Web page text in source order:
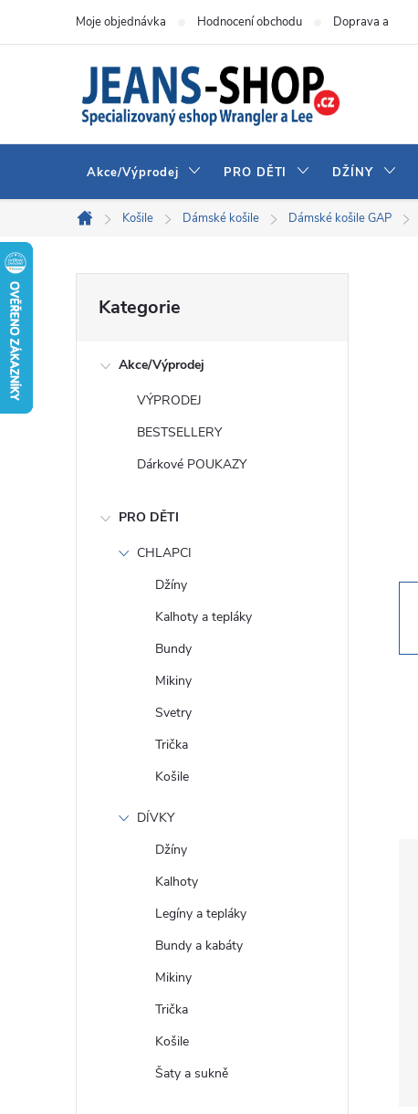
Moje objednávka Hodnocení obchodu Doprava a platba
Akce/Výprodej PRO DĚTI DŽÍNY
Domů
Košile Dámské košile Dámské košile GAP
kategorie
Kategorie
Akce/Výprodej
VÝPRODEJ
BESTSELLERY
Dárkové POUKAZY
PRO DĚTI
CHLAPCI
Džíny
Kalhoty a tepláky
Bundy
Mikiny
Svetry
Trička
Košile
DÍVKY
Džíny
Kalhoty
Legíny a tepláky
Bundy a kabáty
Mikiny
Trička
Košile
Šaty a sukně